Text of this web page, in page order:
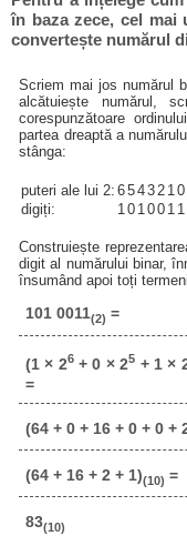
în baza zece, cel mai
convertește numărul
Scriem mai jos numărul
alcătuiește numărul,
corespunzătoare
partea dreaptă a
stânga:
puteri ale lui 2: 6543 2 1 0
digiți:
1 0 1 00 1 1
Construiește
digit al numărului binar,
însumând apoi toți
101 0011(2) =
(1 × 26+ 0 × 25 + 1 ×
=
(64 + 0 + 16 + 0 + 0 +
(64 + 16 + 2 + 1)(10) =
83(10)